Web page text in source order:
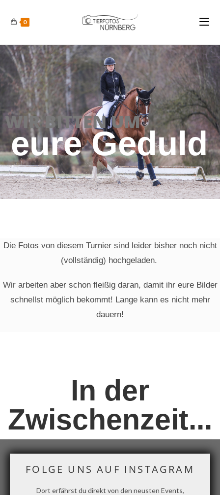
0
WIR BITTEN UM
eure Geduld
Die Fotos von diesem Turnier sind leider bisher noch nicht
(vollständig) hochgeladen.
Wir arbeiten aber schon fleißig daran, damit ihr eure Bilder
schnellst möglich bekommt! Lange kann es nicht mehr
dauern!
In der
Zwischenzeit...
FOLGE UNS AUF INSTAGRAM
Dort erfährst du direkt von den neusten Events,